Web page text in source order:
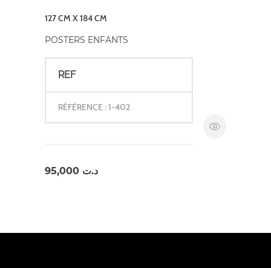
127 CM X 184 CM
POSTERS ENFANTS
REF
RÉFÉRENCE : 1-402
د.ت